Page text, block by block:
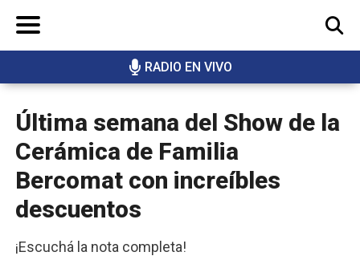
RADIO EN VIVO
BUSCAR
Última semana del Show de la
Cerámica de Familia
Bercomat con increíbles
descuentos
¡Escuchá la nota completa!